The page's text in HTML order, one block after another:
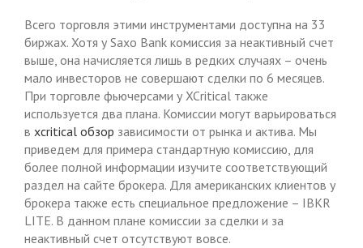
Всего торговля этими инструментами доступна на 33
биржах. Хотя у Saxo Bank комиссия за неактивный счет
выше, она начисляется лишь в редких случаях – очень
мало инвесторов не совершают сделки по 6 месяцев.
При торговле фьючерсами у XCritical также
используется два плана. Комиссии могут варьироваться
в xcritical обзор зависимости от рынка и актива. Мы
приведем для примера стандартную комиссию, для
более полной информации изучите соответствующий
раздел на сайте брокера. Для американских клиентов у
брокера также есть специальное предложение – IBKR
LITE. В данном плане комиссии за сделки и за
неактивный счет отсутствуют вовсе.